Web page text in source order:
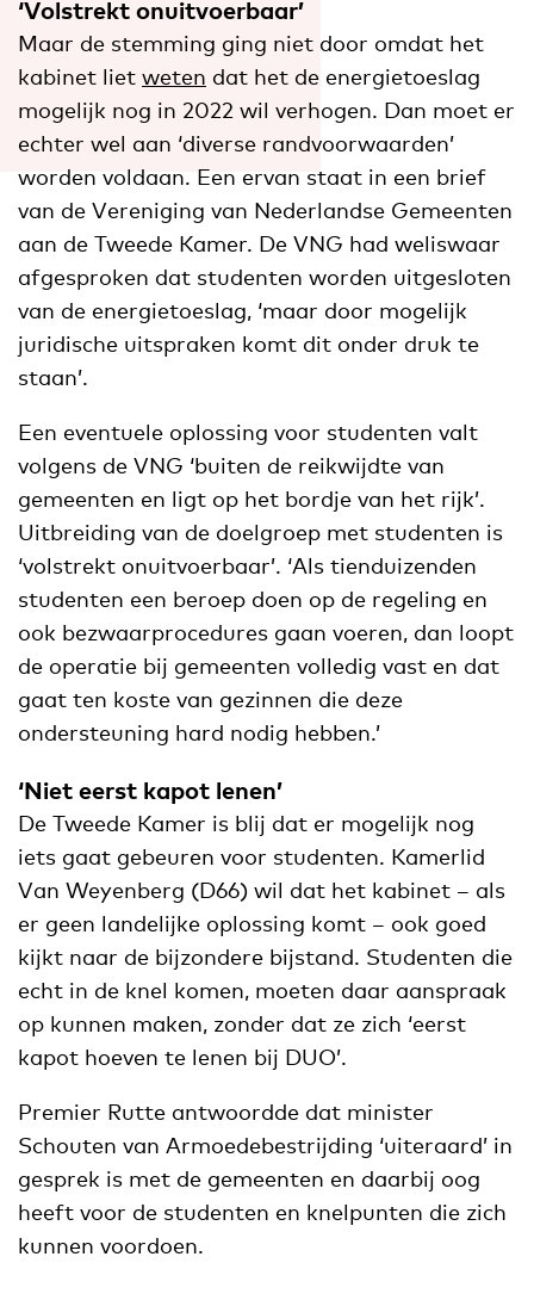
‘Volstrekt onuitvoerbaar’
Maar de stemming ging niet door omdat het
kabinet liet weten dat het de energietoeslag
mogelijk nog in 2022 wil verhogen. Dan moet er
echter wel aan ‘diverse randvoorwaarden’
worden voldaan. Een ervan staat in een brief
van de Vereniging van Nederlandse Gemeenten
aan de Tweede Kamer. De VNG had weliswaar
afgesproken dat studenten worden uitgesloten
van de energietoeslag, ‘maar door mogelijk
juridische uitspraken komt dit onder druk te
staan’.
Een eventuele oplossing voor studenten valt
volgens de VNG ‘buiten de reikwijdte van
gemeenten en ligt op het bordje van het rijk’.
Uitbreiding van de doelgroep met studenten is
‘volstrekt onuitvoerbaar’. ‘Als tienduizenden
studenten een beroep doen op de regeling en
ook bezwaarprocedures gaan voeren, dan loopt
de operatie bij gemeenten volledig vast en dat
gaat ten koste van gezinnen die deze
ondersteuning hard nodig hebben.’
‘Niet eerst kapot lenen’
De Tweede Kamer is blij dat er mogelijk nog
iets gaat gebeuren voor studenten. Kamerlid
Van Weyenberg (D66) wil dat het kabinet – als
er geen landelijke oplossing komt – ook goed
kijkt naar de bijzondere bijstand. Studenten die
echt in de knel komen, moeten daar aanspraak
op kunnen maken, zonder dat ze zich ‘eerst
kapot hoeven te lenen bij DUO’.
Premier Rutte antwoordde dat minister
Schouten van Armoedebestrijding ‘uiteraard’ in
gesprek is met de gemeenten en daarbij oog
heeft voor de studenten en knelpunten die zich
kunnen voordoen.